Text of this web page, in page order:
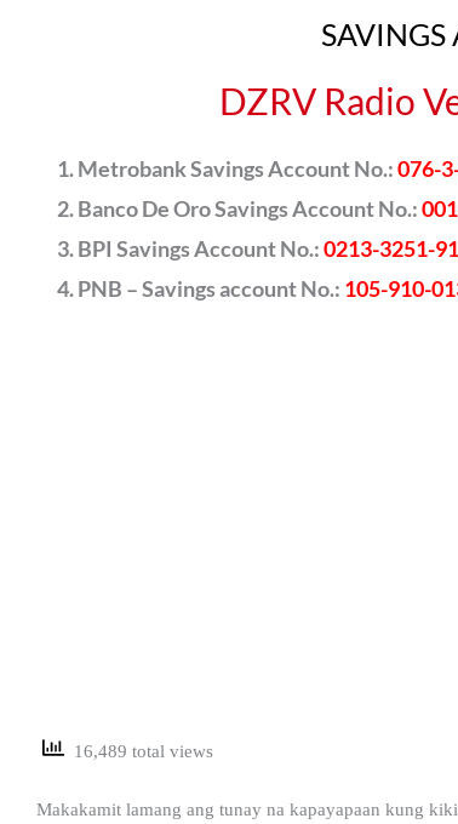
DZRV Radio
Metrobank Savings Account No.:076-
Banco De Oro Savings Account No.:
BPI Savings Account No.:0213-3251-91
PNB – Savings account No.: 105-910-
16,489 total views
Makakamit lamang ang tunay na kapayapaan kung